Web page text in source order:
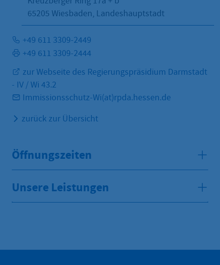
65205 Wiesbaden, Landeshauptstadt
+49 611 3309-2449
+49 611 3309-2444
zur Webseite des Regierungspräsidium Darmstadt
- IV / Wi 43.2
Immissionsschutz-Wi(at)rpda.hessen.de
zurück zur Übersicht
Öffnungszeiten
Unsere Leistungen